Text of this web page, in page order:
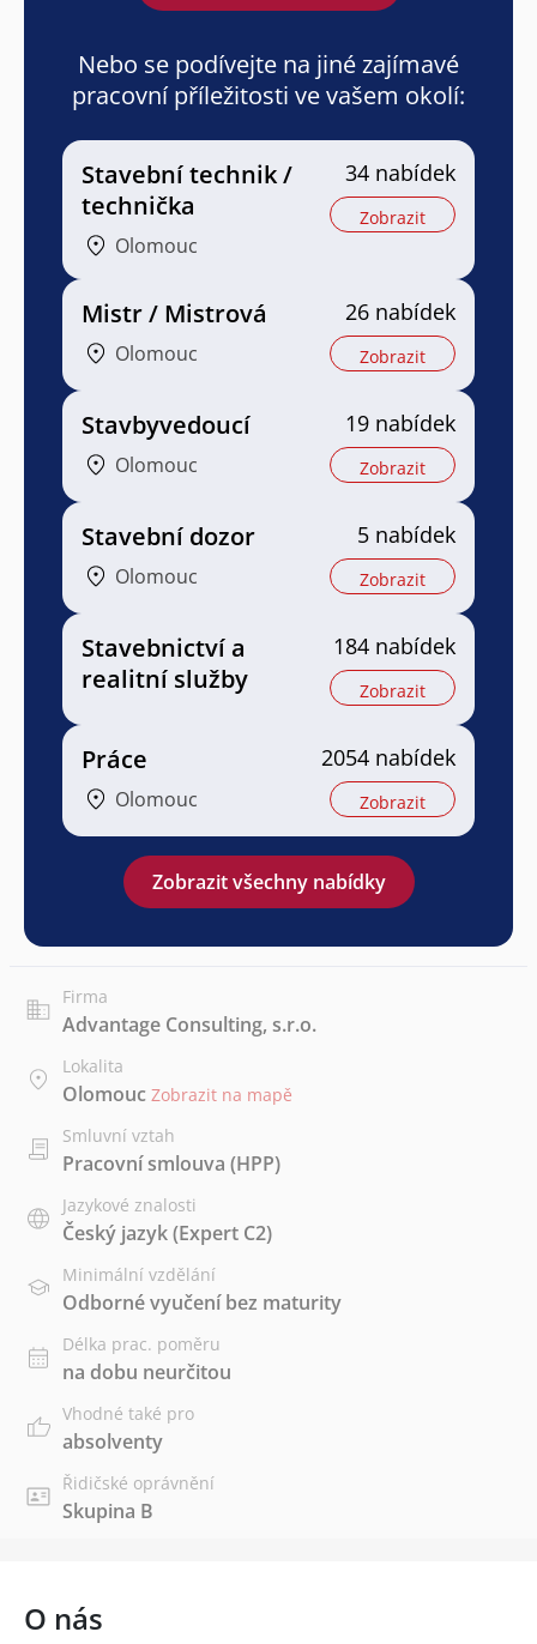
Nebo se podívejte na jiné zajímavé
pracovní příležitosti ve vašem okolí:
Stavební technik /
technička
Olomouc
34 nabídek
Zobrazit
Mistr / Mistrová
Olomouc
26 nabídek
Zobrazit
Stavbyvedoucí
Olomouc
19 nabídek
Zobrazit
Stavební dozor
Olomouc
5 nabídek
Zobrazit
Stavebnictví a
realitní služby
184 nabídek
Zobrazit
Práce
Olomouc
2054 nabídek
Zobrazit
Zobrazit všechny nabídky
Firma
Advantage Consulting, s.r.o.
Lokalita
Olomouc Zobrazit na mapě
Smluvní vztah
Pracovní smlouva (HPP)
Jazykové znalosti
Český jazyk(Expert C2)
Minimální vzdělání
Odborné vyučení bez maturity
Délka prac. poměru
na dobu neurčitou
Vhodné také pro
absolventy
Řidičské oprávnění
Skupina B
O nás